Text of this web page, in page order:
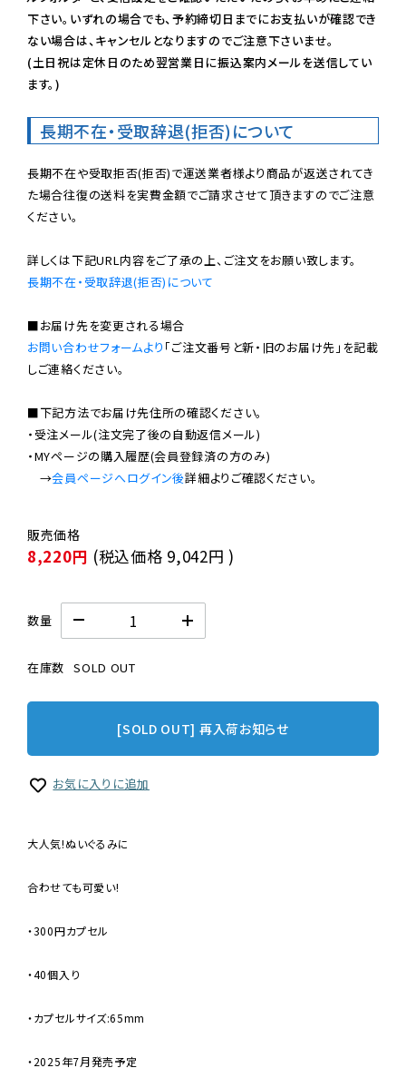
下さい。いずれの場合でも、予約締切日までにお支払いが確認でき
ない場合は、キャンセルとなりますのでご注意下さいませ。
(土日祝は定休日のため翌営業日に振込案内メールを送信してい
ます。)
長期不在・受取辞退(拒否)について
長期不在や受取拒否(拒否)で運送業者様より商品が返送されてき
た場合往復の送料を実費金額でご請求させて頂きますのでご注意
ください。
長期不在・受取辞退(拒否)について
お問い合わせフォームより 「ご注文番号と新・旧のお届け先」を記載
しご連絡ください。
■下記方法でお届け先住所の確認ください。
・受注メール(注文完了後の自動返信メール)
・MYページの購入履歴(会員登録済の方のみ)
→会員ページへログイン後
8,220円 (税込価格 9,042円 )
数量
在庫数 SOLD OUT
[SOLD OUT] 再入荷お知らせ
お気に入りに追加
大人気!ぬいぐるみに
合わせても可愛い!
・300円カプセル
・40個入り
・カプセルサイズ:65mm
・2025年7月発売予定